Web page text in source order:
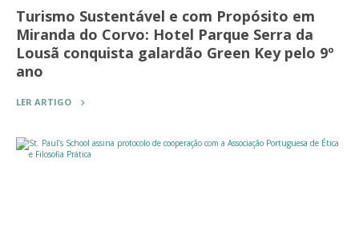
Turismo Sustentável e com Propósito em
Miranda do Corvo: Hotel Parque Serra da
Lousã conquista galardão Green Key pelo 9º
ano
LER ARTIGO